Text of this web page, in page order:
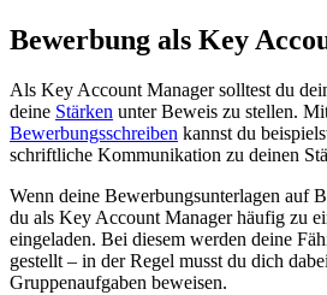
Bewerbung als Key
Als Key Account Manager solltest du
deine Stärken unter Beweis zu stellen.
Bewerbungsschreiben kannst du
schriftliche Kommunikation zu deinen
Wenn deine Bewerbungsunterlagen auf
du als Key Account Manager häufig zu
eingeladen. Bei diesem werden deine
gestellt – in der Regel musst du dich
Gruppenaufgaben beweisen.